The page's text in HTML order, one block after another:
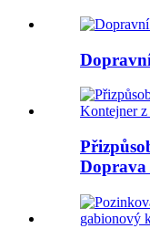
Doprava